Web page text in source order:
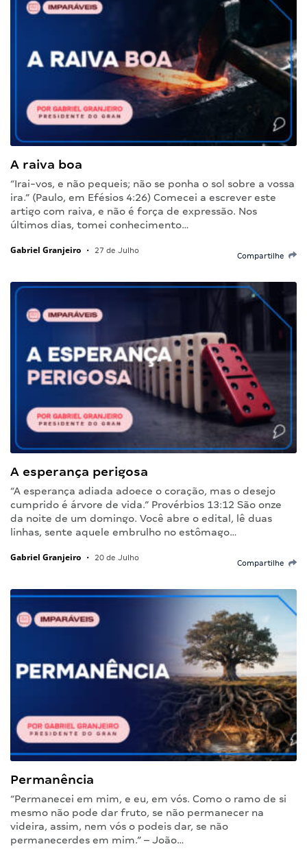
A raiva boa
“Irai-vos, e não pequeis; não se ponha o sol sobre a vossa
ira.” (Paulo, em Efésios 4:26) Comecei a escrever este
artigo com raiva, e não é força de expressão. Nos
últimos dias, tomei conhecimento…
Gabriel Granjeiro • 27 de Julho
Compartilhe
A esperança perigosa
“A esperança adiada adoece o coração, mas o desejo
cumprido é árvore de vida.” Provérbios 13:12 São onze
da noite de um domingo. Você abre o edital, lê duas
linhas, sente aquele embrulho no estômago…
Gabriel Granjeiro • 20 de Julho
Compartilhe
Permanência
“Permanecei em mim, e eu, em vós. Como o ramo de si
mesmo não pode dar fruto, se não permanecer na
videira, assim, nem vós o podeis dar, se não
permanecerdes em mim.” – João…